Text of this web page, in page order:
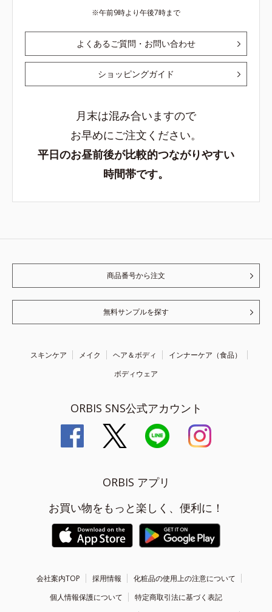
午前9時より午後7時まで
よくあるご質問・お問い合わせ
ショッピングガイド
月末は混み合いますので
お早めにご注文ください。
平日のお昼前後が比較的つながりやすい
時間帯です。
商品番号から注文
無料サンプルを探す
スキンケア メイク ヘア＆ボディ
インナーケア（食品）
ボディウェア
ORBIS SNS公式アカウント
ORBIS アプリ
お買い物をもっと楽しく、便利に！
会社案内TOP 採用情報
化粧品の使用上の注意について
個人情報保護について
特定商取引法に基づく表記